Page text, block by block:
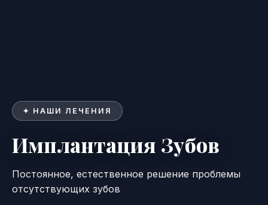
✦ НАШИ ЛЕЧЕНИЯ
Имплантация Зубов
Постоянное, естественное решение проблемы
отсутствующих зубов